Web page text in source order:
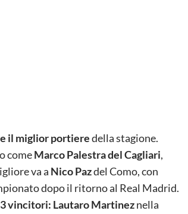
il miglior portieredella stagione.
comeMarco Palestra del Cagliari,
va a Nico Pazdel Como, con
dopo il ritorno al Real Madrid.
vincitori: Lautaro Martineznella